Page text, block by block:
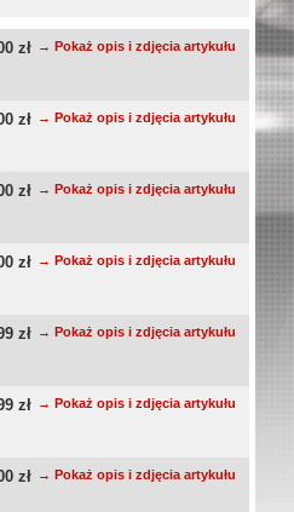
zł → Pokaż opis i zdjęcia artykułu
zł → Pokaż opis i zdjęcia artykułu
zł → Pokaż opis i zdjęcia artykułu
zł → Pokaż opis i zdjęcia artykułu
zł → Pokaż opis i zdjęcia artykułu
zł → Pokaż opis i zdjęcia artykułu
zł → Pokaż opis i zdjęcia artykułu